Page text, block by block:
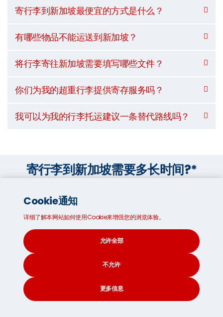
寄行李到新加坡最便宜的方式是什么？
有哪些物品不能运送到新加坡？
将行李寄往新加坡需要填写哪些文件？
你们为我的超重行李提供寄存服务吗？
我可以为我的行李托运建议一条替代路线吗？
寄行李到新加坡需要多长时间?*
87
Cookie通知
详细了解本网站如何使用Cookie来增强您的浏览体验。
允许全部
不允许
更多信息